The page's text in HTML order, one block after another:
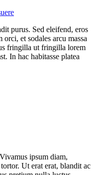
purus. Sed eleifend, eros
et sodales arcu massa
fringilla ut fringilla lorem
In hac habitasse platea
ipsum diam,
Ut erat erat, blandit ac